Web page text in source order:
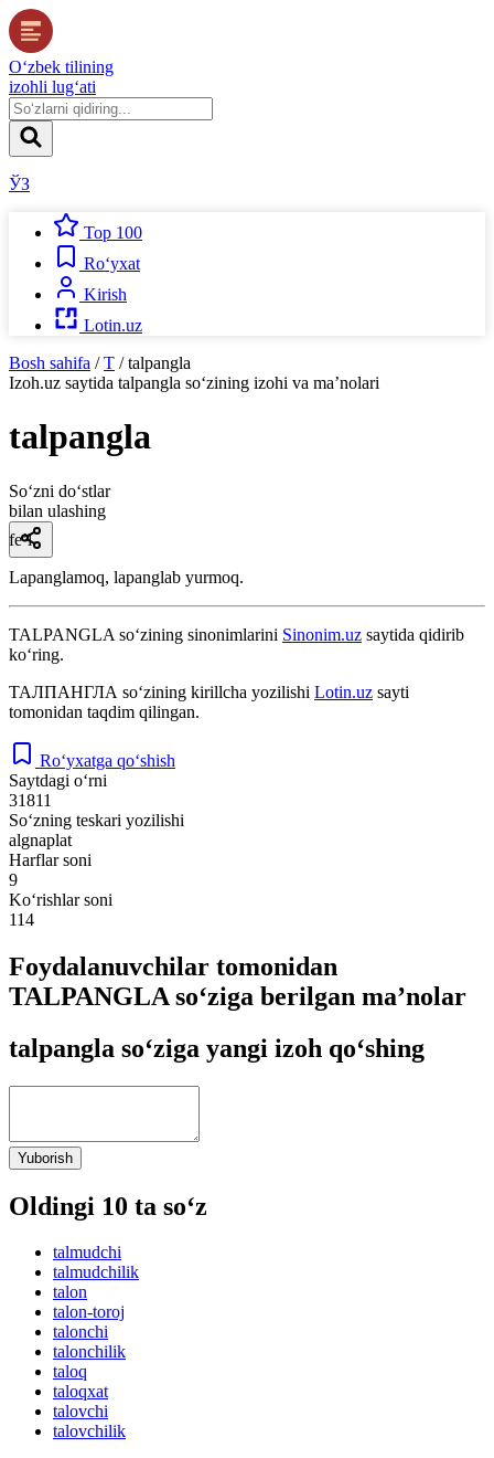
O‘zbek tilining
izohli lug‘ati
ЎЗ
Top 100
Ro‘yxat
Kirish
Lotin.uz
Bosh sahifa / T / talpangla
Izoh.uz saytida talpangla so‘zining izohi va ma’nolari
talpangla
So‘zni do‘stlar
bilan ulashing
fe’l
Lapanglamoq, lapanglab yurmoq.
TALPANGLA so‘zining sinonimlarini Sinonim.uz saytida qidirib
ko‘ring.
ТАЛПАНГЛА so‘zining kirillcha yozilishi Lotin.uz sayti
tomonidan taqdim qilingan.
Ro‘yxatga qo‘shish
Saytdagi o‘rni
31811
So‘zning teskari yozilishi
algnaplat
Harflar soni
9
Ko‘rishlar soni
114
Foydalanuvchilar tomonidan
TALPANGLA so‘ziga berilgan ma’nolar
talpangla so‘ziga yangi izoh qo‘shing
Yuborish
Oldingi 10 ta so‘z
talmudchi
talmudchilik
talon
talon-toroj
talonchi
talonchilik
taloq
taloqxat
talovchi
talovchilik